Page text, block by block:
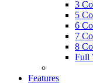
3
5
6
7
8
Full
Features